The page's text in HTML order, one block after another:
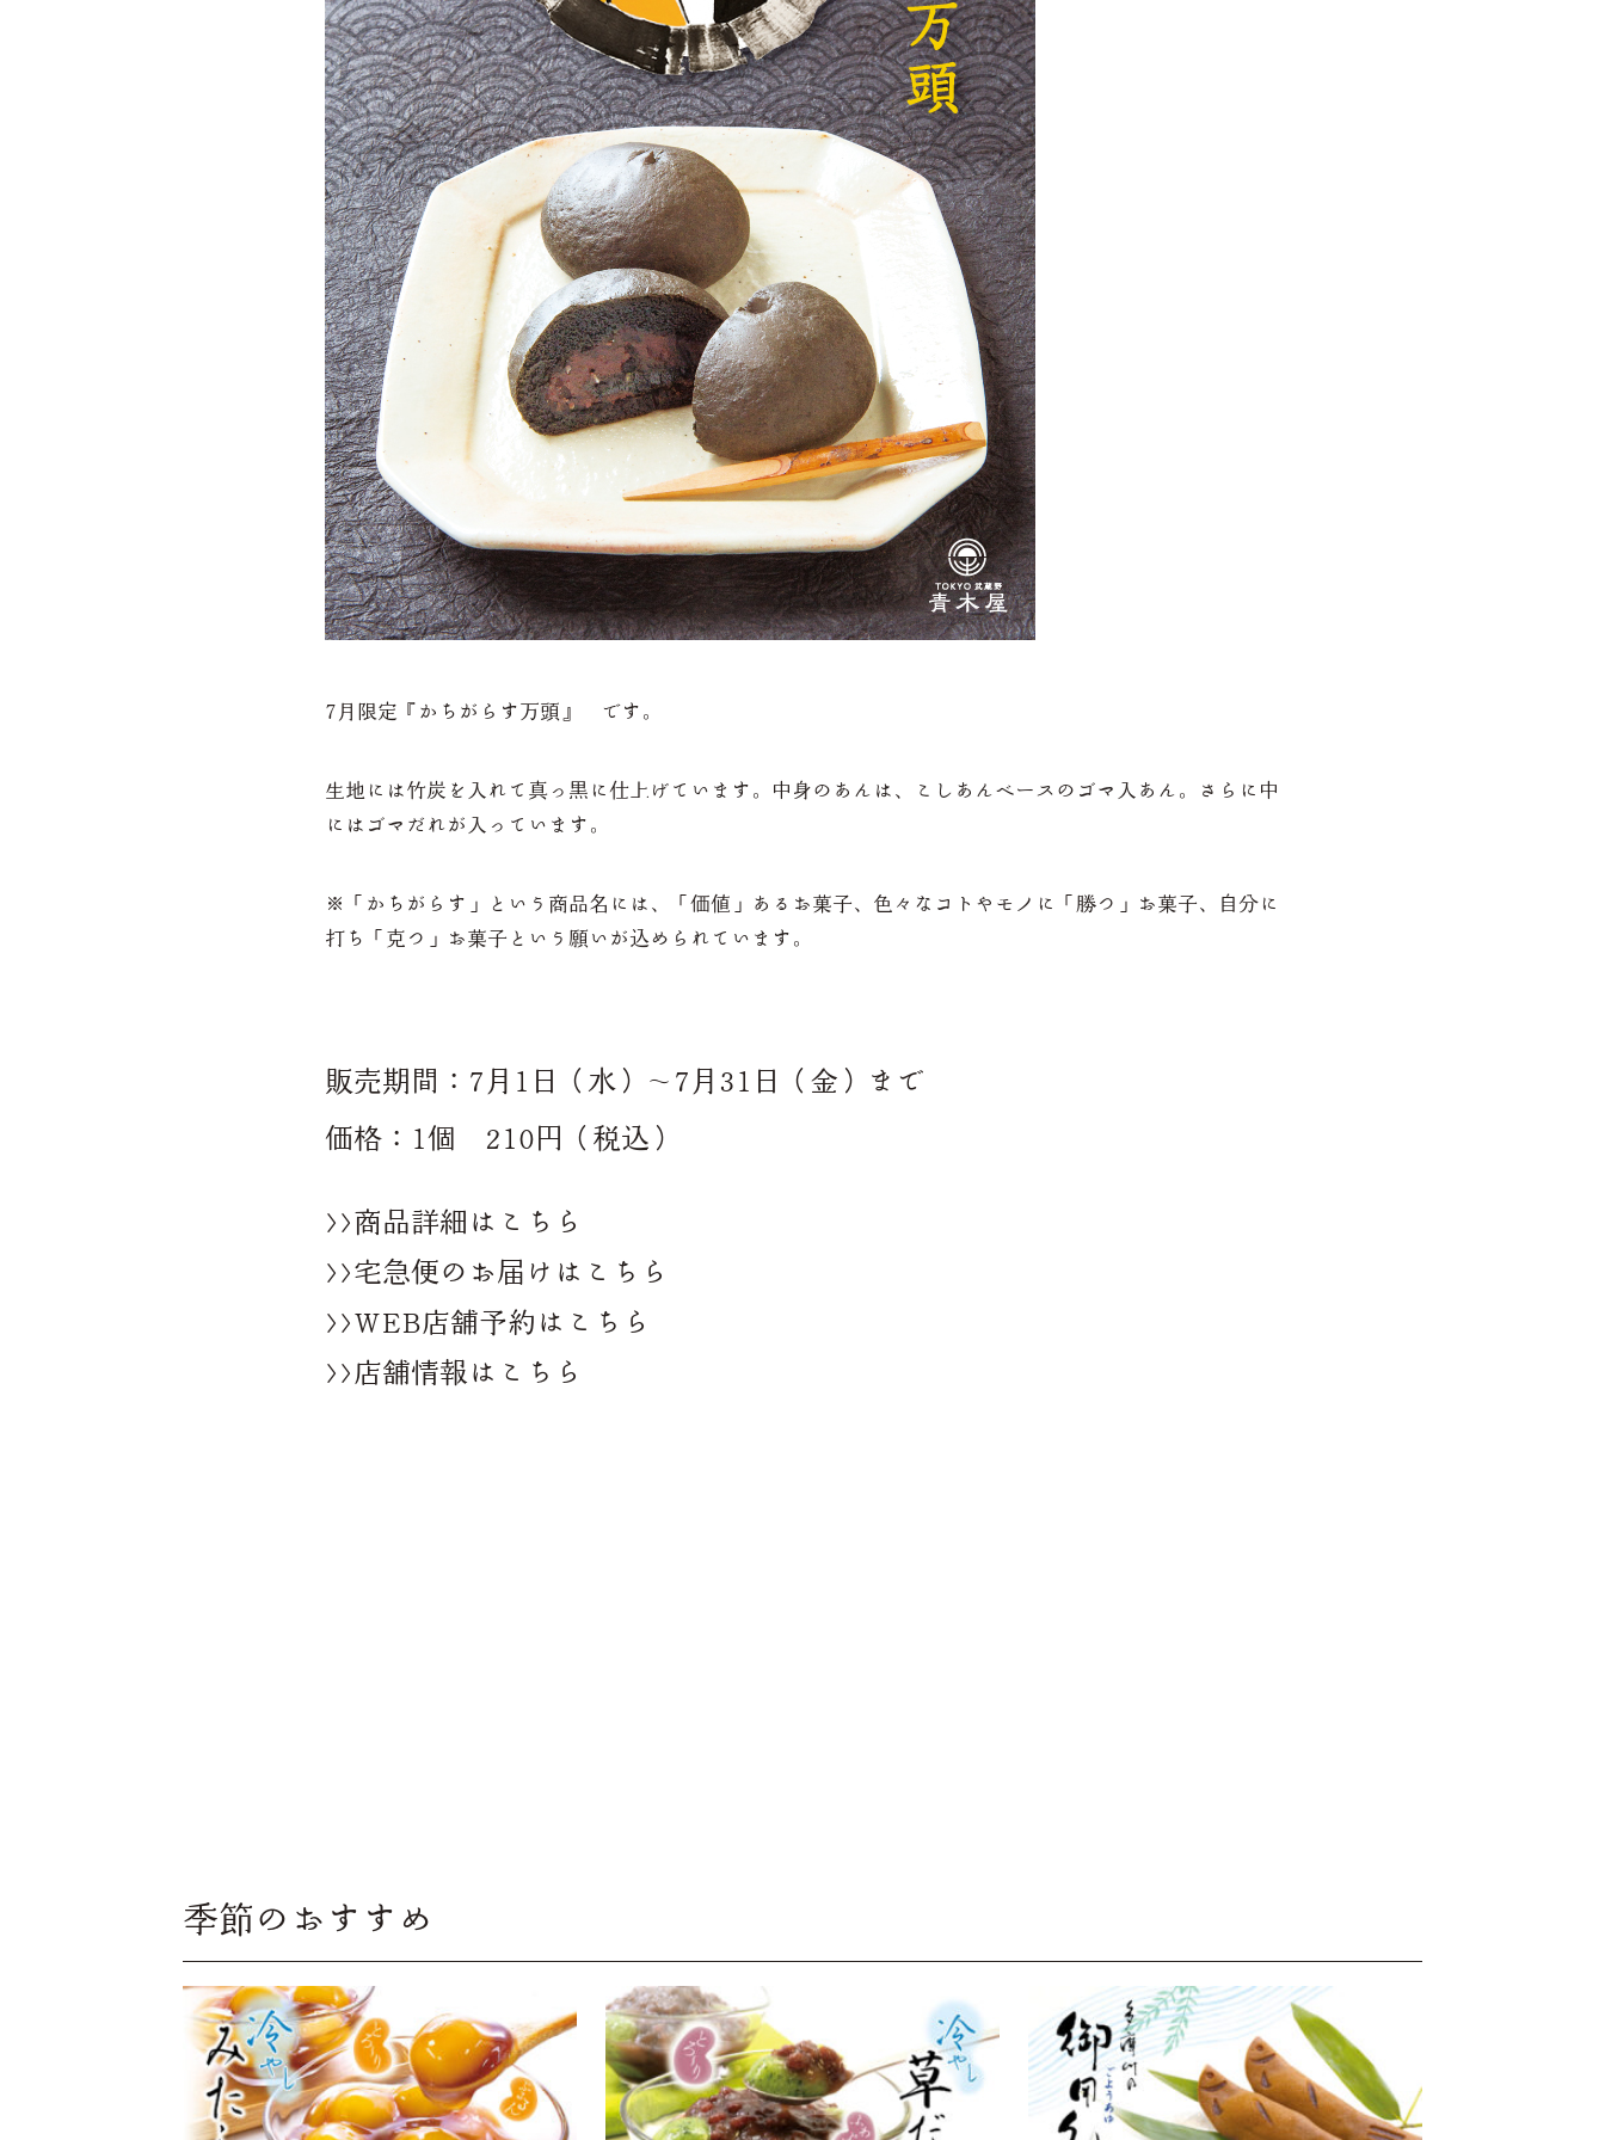
7月限定『かちがらす万頭』 です。
生地には竹炭を入れて真っ黒に仕上げています。中身のあんは、こしあんベースのゴマ入あん。さらに中
にはゴマだれが入っています。
※「かちがらす」という商品名には、「価値」あるお菓子、色々なコトやモノに「勝つ」お菓子、自分に
打ち「克つ」お菓子という願いが込められています。
販売期間：7月1日（水）～7月31日（金）まで
価格：1個 210円（税込）
>>商品詳細はこちら
>>宅急便のお届けはこちら
>>WEB店舗予約はこちら
>>店舗情報はこちら
季節のおすすめ